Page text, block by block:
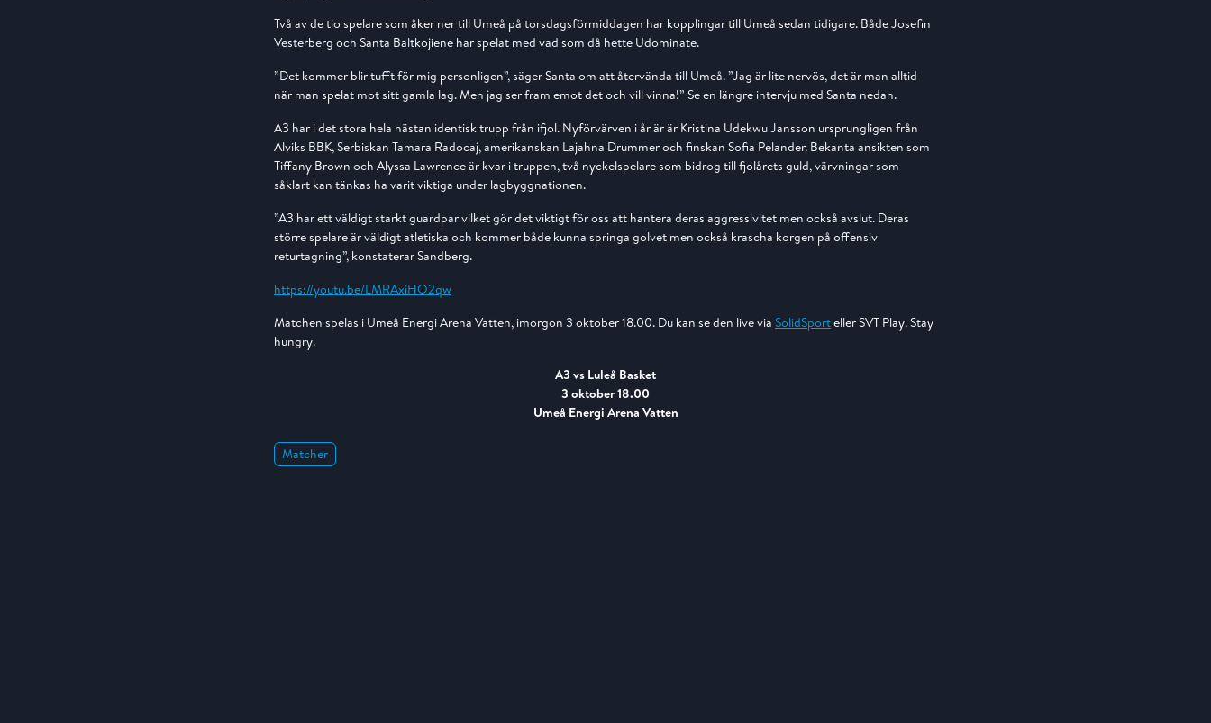
Två av de tio spelare som åker ner till Umeå på torsdagsförmiddagen har kopplingar till Umeå sedan tidigare. Både Josefin
Vesterberg och Santa Baltkojiene har spelat med vad som då hette Udominate.
”Det kommer blir tufft för mig personligen”, säger Santa om att återvända till Umeå. ”Jag är lite nervös, det är man alltid
när man spelat mot sitt gamla lag. Men jag ser fram emot det och vill vinna!” Se en längre intervju med Santa nedan.
A3 har i det stora hela nästan identisk trupp från ifjol. Nyförvärven i år är är Kristina Udekwu Jansson ursprungligen från
Alviks BBK, Serbiskan Tamara Radocaj, amerikanskan Lajahna Drummer och finskan Sofia Pelander. Bekanta ansikten som
Tiffany Brown och Alyssa Lawrence är kvar i truppen, två nyckelspelare som bidrog till fjolårets guld, värvningar som
såklart kan tänkas ha varit viktiga under lagbyggnationen.
”A3 har ett väldigt starkt guardpar vilket gör det viktigt för oss att hantera deras aggressivitet men också avslut. Deras
större spelare är väldigt atletiska och kommer både kunna springa golvet men också krascha korgen på offensiv
returtagning”, konstaterar Sandberg.
https://youtu.be/LMRAxiHO2qw
Matchen spelas i Umeå Energi Arena Vatten, imorgon 3 oktober 18.00. Du kan se den live via SolidSporteller SVT Play. Stay
hungry.
A3 vs Luleå Basket
3 oktober 18.00
Umeå Energi Arena Vatten
Matcher